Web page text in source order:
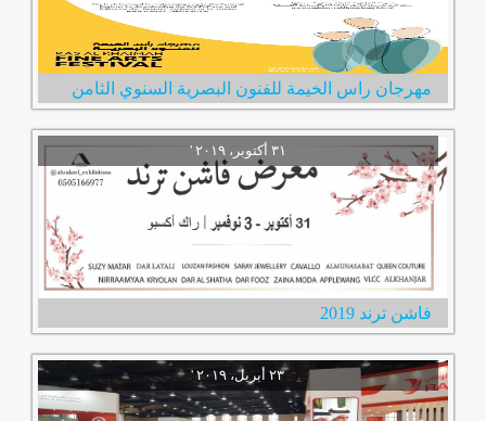
مهرجان راس الخيمة للفنون البصرية السنوي الثامن
فاشن ترند 2019
‏٢٣ أبريل، ٢٠١٩‏ ‏'‏